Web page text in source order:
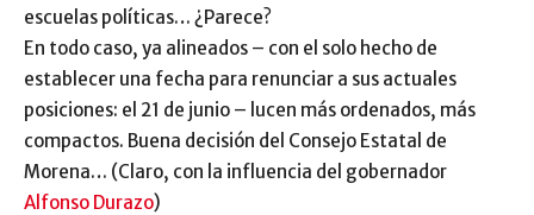
escuelas políticas… ¿Parece?
En todo caso, ya alineados – con el solo hecho de
establecer una fecha para renunciar a sus actuales
posiciones: el 21 de junio – lucen más ordenados, más
compactos. Buena decisión del Consejo Estatal de
Morena… (Claro, con la influencia del gobernador
Alfonso Durazo)